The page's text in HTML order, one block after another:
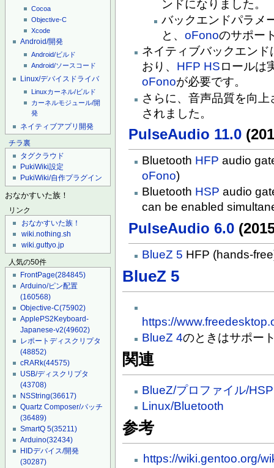
Cocoa
Objective-C
Xcode
Android/開発
Android/ビルド
Android/ソースコード
Linux/デバイスドライバ
Linuxカーネル/ビルド
カーネルモジュール/開
発
ネイティブアプリ開発
チラ裏
タグクラウド
PukiWiki設定
PukiWiki/自作プラグイン
おなかすいた族！
リンク
おなかすいた族！
wiki.nothing.sh
wiki.guttyo.jp
人気の50件
FrontPage(284845)
Arduino/ピン配置
(160568)
Objective-C(75902)
ApplePS2Keyboard-
Japanese-v2(49602)
レポートディスクリプタ
(48852)
cRARk(44575)
USB/ディスクリプタ
(43708)
NSString(36617)
Quartz Composer/パッチ
(36489)
SmartQ 5(35211)
Arduino(32434)
HIDデバイス/開発
(30287)
ンドになりました。
バックエンドパラメ
と、oFonoのサポー
ネイティブバックエンド
おり、 HFP HSロールは
oFonoが必要です。
さらに、音声品質を向上
されました。
PulseAudio 11.0
Bluetooth HFP audio
oFono)
Bluetooth HSP audio
can be enabled
PulseAudio 6.0
BlueZ 5 HFP (hands-
BlueZ 5
https://
BlueZ 4のときはサポー
関連
BlueZ/プロファイル/HSP
Linux/Bluetooth
参考
https://wiki.gentoo.org/